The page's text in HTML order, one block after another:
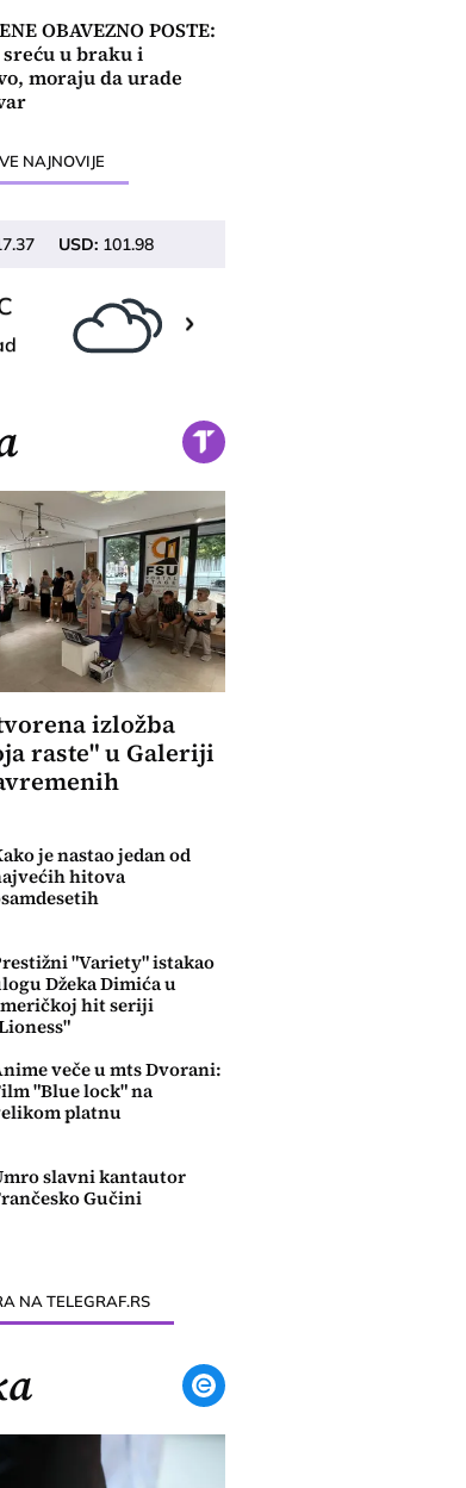
OBAVEZNO POSTE:
sreću u braku i
moraju da urade
NAJNOVIJE
USD: 101.98
izložba
raste" u Galeriji
je nastao jedan od
hitova
"Variety" istakao
Džeka Dimića u
hit seriji
veče u mts Dvorani:
"Blue lock" na
platnu
slavni kantautor
Gučini
NA TELEGRAF.RS